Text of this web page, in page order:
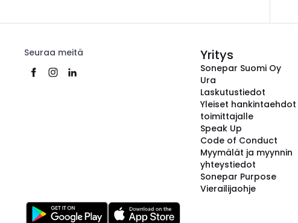
Seuraa meitä Yritys
Sonepar Suomi Oy
Ura
Laskutustiedot
Yleiset hankintaehdot
toimittajalle
Speak Up
Code of Conduct
Myymälät ja myynnin
yhteystiedot
Sonepar Purpose
Vierailijaohje